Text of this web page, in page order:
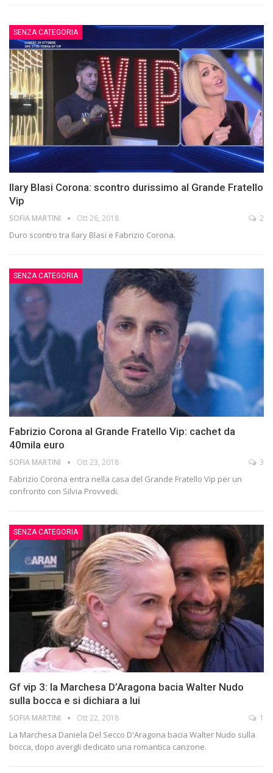
SENZA CATEGORIA
Ilary Blasi Corona: scontro durissimo al Grande Fratello
Vip
SOFIA MARTINI Ott 26, 2018 2
Duro scontro tra Ilary Blasi e Fabrizio Corona.
SENZA CATEGORIA
Fabrizio Corona al Grande Fratello Vip: cachet da
40mila euro
SOFIA MARTINI Ott 23, 2018 3
Fabrizio Corona entra nella casa del Grande Fratello Vip per un
confronto con Silvia Provvedi.
SENZA CATEGORIA
Gf vip 3: la Marchesa D’Aragona bacia Walter Nudo
sulla bocca e si dichiara a lui
SOFIA MARTINI Ott 22, 2018 1
La Marchesa Daniela Del Secco D'Aragona bacia Walter Nudo sulla
bocca, dopo avergli dedicato una romantica canzone.